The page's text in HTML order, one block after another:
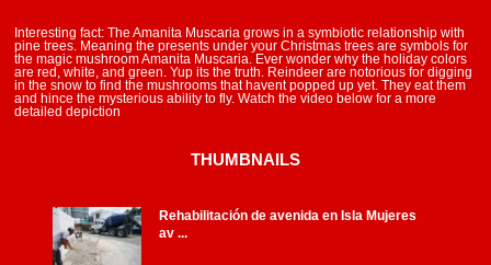
Interesting fact: The Amanita Muscaria grows in a symbiotic relationship with
pine trees. Meaning the presents under your Christmas trees are symbols for
the magic mushroom Amanita Muscaria. Ever wonder why the holiday colors
are red, white, and green. Yup its the truth. Reindeer are notorious for digging
in the snow to find the mushrooms that havent popped up yet. They eat them
and hince the mysterious ability to fly. Watch the video below for a more
detailed depiction
THUMBNAILS
Rehabilitación de avenida en Isla Mujeres
av ...